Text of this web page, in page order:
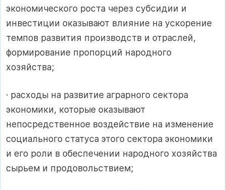
экономического роста через субсидии и
инвестиции оказывают влияние на ускорение
темпов развития производств и отраслей,
формирование пропорций народного
хозяйства;
· расходы на развитие аграрного сектора
экономики, которые оказывают
непосредственное воздействие на изменение
социального статуса этого сектора экономики
и его роли в обеспечении народного хозяйства
сырьем и продовольствием;